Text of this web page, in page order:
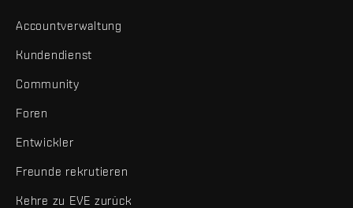
Accountverwaltung
Kundendienst
Community
Foren
Entwickler
Freunde rekrutieren
Kehre zu EVE zurück